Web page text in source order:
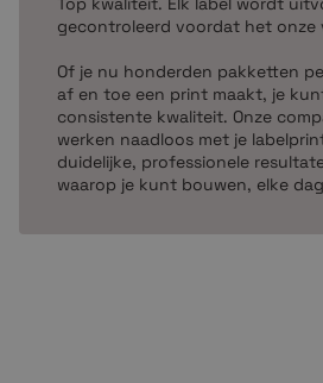
gecontroleerd voordat het onze
Of je nu honderden pakketten
af en toe een print maakt, je
consistente kwaliteit. Onze
werken naadloos met je
duidelijke, professionele
waarop je kunt bouwen, elke